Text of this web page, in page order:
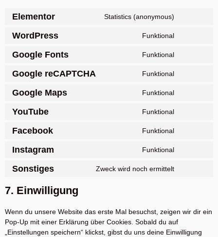
Elementor Statistics (anonymous)
WordPress Funktional
Google Fonts Funktional
Google reCAPTCHA Funktional
Google Maps Funktional
YouTube Funktional
Facebook Funktional
Instagram Funktional
Sonstiges Zweck wird noch ermittelt
7. Einwilligung
Wenn du unsere Website das erste Mal besuchst, zeigen wir dir ein
Pop-Up mit einer Erklärung über Cookies. Sobald du auf
„Einstellungen speichern“ klickst, gibst du uns deine Einwilligung